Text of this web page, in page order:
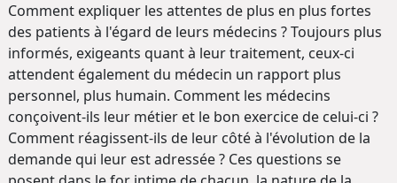
Comment expliquer les attentes de plus en plus fortes
des patients à l'égard de leurs médecins ? Toujours plus
informés, exigeants quant à leur traitement, ceux-ci
attendent également du médecin un rapport plus
personnel, plus humain. Comment les médecins
conçoivent-ils leur métier et le bon exercice de celui-ci ?
Comment réagissent-ils de leur côté à l'évolution de la
demande qui leur est adressée ? Ces questions se